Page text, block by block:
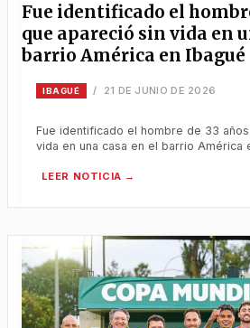
Fue identificado el
que apareció sin vida en
barrio América en Ibagué
IBAGUÉ / 21 DE JUNIO DE 2026
Fue identificado el hombre de 33
vida en una casa en el barrio América